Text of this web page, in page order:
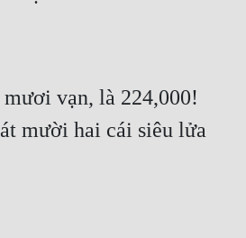
vạn, là 224,000!
mười hai cái siêu lửa